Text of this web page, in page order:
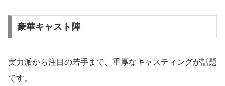
豪華キャスト陣
実力派から注目の若手まで、重厚なキャスティングが話題
です。